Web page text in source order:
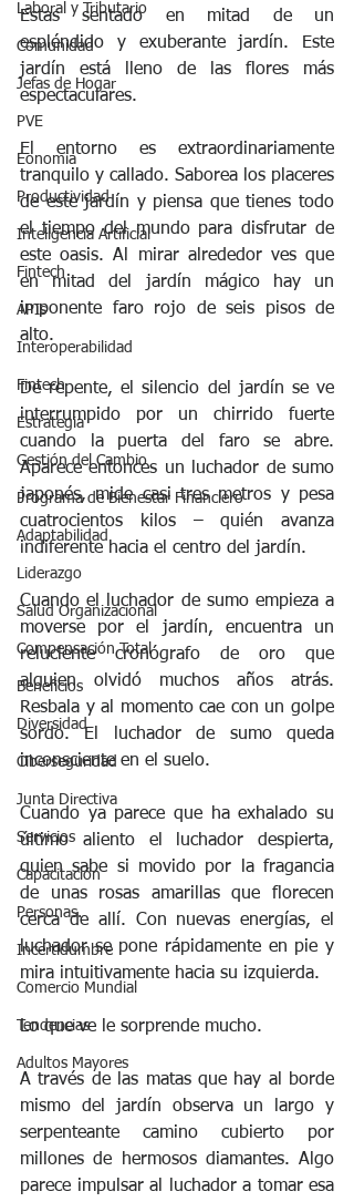
Laboral y Tributario
Comunidad
Jefas de Hogar
PVE
Eonomia
Productividad
Inteligencia Artificial
Fintech
APIs
Interoperabilidad
Fintech
Estrategia
Gestión del Cambio
Programa de Bienestar Financiero
Adaptabilidad
Liderazgo
Salud Organizacional
Compensación Total
Beneficios
Diversidad
Ciberseguridad
Junta Directiva
Servicios
Capacitación
Personas.
Incertidumbre
Comercio Mundial
Tendencias
Adultos Mayores
Estas sentado en mitad de un
espléndido y exuberante jardín. Este
jardín está lleno de las flores más
espectaculares.
El entorno es extraordinariamente
tranquilo y callado. Saborea los placeres
de este jardín y piensa que tienes todo
el tiempo del mundo para disfrutar de
este oasis. Al mirar alrededor ves que
en mitad del jardín mágico hay un
imponente faro rojo de seis pisos de
alto.
De repente, el silencio del jardín se ve
interrumpido por un chirrido fuerte
cuando la puerta del faro se abre.
Aparece entonces un luchador de sumo
japonés, mide casi tres metros y pesa
cuatrocientos kilos – quién avanza
indiferente hacia el centro del jardín.
Cuando el luchador de sumo empieza a
moverse por el jardín, encuentra un
reluciente cronógrafo de oro que
alguien olvidó muchos años atrás.
Resbala y al momento cae con un golpe
sordo. El luchador de sumo queda
inconsciente en el suelo.
Cuando ya parece que ha exhalado su
último aliento el luchador despierta,
quien sabe si movido por la fragancia
de unas rosas amarillas que florecen
cerca de allí. Con nuevas energías, el
luchador se pone rápidamente en pie y
mira intuitivamente hacia su izquierda.
Lo que ve le sorprende mucho.
A través de las matas que hay al borde
mismo del jardín observa un largo y
serpenteante camino cubierto por
millones de hermosos diamantes. Algo
parece impulsar al luchador a tomar esa